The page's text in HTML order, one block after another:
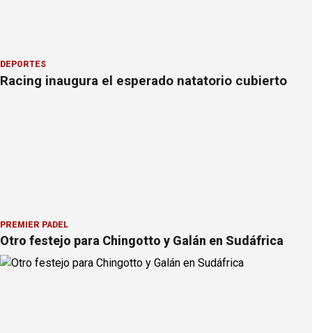
DEPORTES
Racing inaugura el esperado natatorio cubierto
PREMIER PÁDEL
Otro festejo para Chingotto y Galán en Sudáfrica